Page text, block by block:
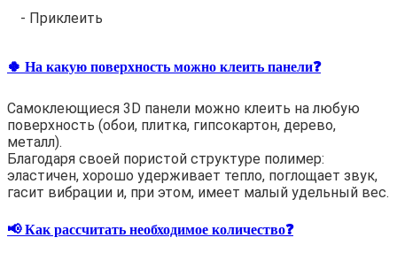
- Приклеить
🍀 На какую поверхность можно клеить панели❓
Самоклеющиеся 3D панели можно клеить на любую
поверхность (обои, плитка, гипсокартон, дерево,
металл).
Благодаря своей пористой структуре полимер:
эластичен, хорошо удерживает тепло, поглощает звук,
гасит вибрации и, при этом, имеет малый удельный вес.
📢 Как рассчитать необходимое количество❓